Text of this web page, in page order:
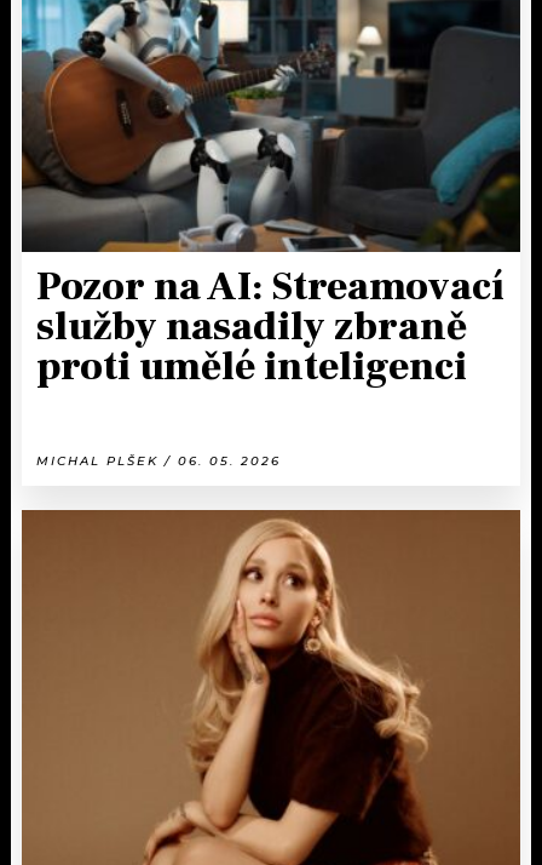
Pozor na AI: Streamovací
služby nasadily zbraně
proti umělé inteligenci
MICHAL PLŠEK / 06. 05. 2026